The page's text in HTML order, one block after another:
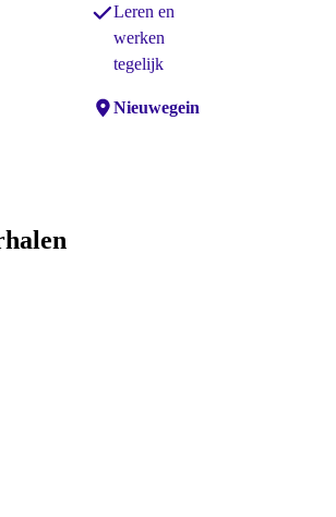
Leren en
werken
tegelijk
Locaties:
Nieuwegein